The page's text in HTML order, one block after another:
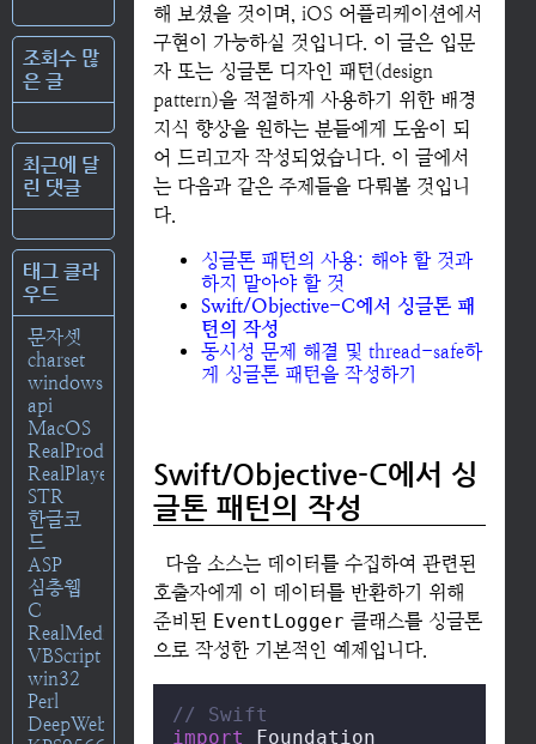
조회수 많
은 글
최근에 달
린 댓글
태그 클라
우드
문자셋
charset
windows
api
MacOS
RealProducer
RealPlayer
STR
한글코
드
ASP
심층웹
C
RealMedia
VBScript
win32
Perl
DeepWeb
해 보셨을 것이며, iOS 어플리케이션에서
구현이 가능하실 것입니다. 이 글은 입문
자 또는 싱글톤 디자인 패턴(design
pattern)을 적절하게 사용하기 위한 배경
지식 향상을 원하는 분들에게 도움이 되
어 드리고자 작성되었습니다. 이 글에서
는 다음과 같은 주제들을 다뤄볼 것입니
다.
싱글톤 패턴의 사용: 해야 할 것과
하지 말아야 할 것
Swift/Objective-C에서 싱글톤 패
턴의 작성
동시성 문제 해결 및 thread-safe하
게 싱글톤 패턴을 작성하기
Swift/Objective-C에서 싱
글톤 패턴의 작성
다음 소스는 데이터를 수집하여 관련된
호출자에게 이 데이터를 반환하기 위해
준비된 EventLogger 클래스를 싱글톤
으로 작성한 기본적인 예제입니다.
// Swift
import Foundation